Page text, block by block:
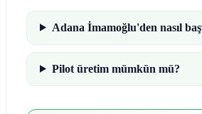
Adana İmamoğlu'den nasıl
Pilot üretim mümkün mü?